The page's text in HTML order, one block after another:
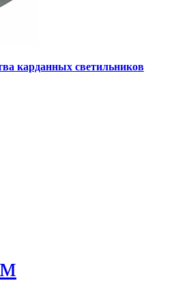
карданных светильников